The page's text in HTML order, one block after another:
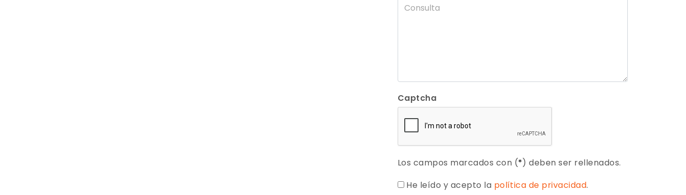
Captcha
Los campos marcados con (*) deben ser rellenados.
He leído y acepto la política de privacidad.